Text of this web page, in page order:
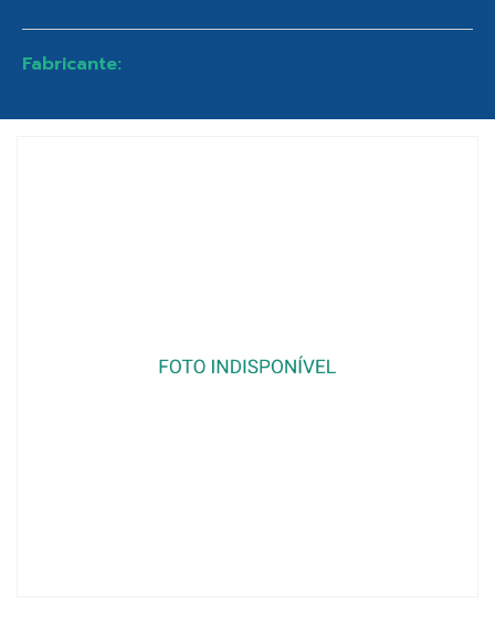
Fabricante: